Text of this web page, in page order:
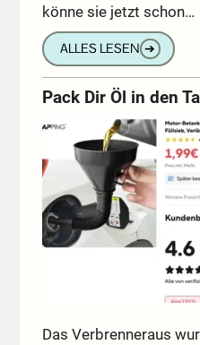
könne sie jetzt schon…
ALLES LESEN ➔
Pack Dir Öl in den
Das Verbrenneraus